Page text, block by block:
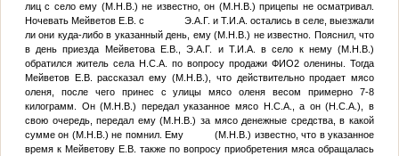
лиц с село ему (М.Н.В. ) не известно, он (М.Н.В. ) прицепы не осматривал.
Ночевать Мейветов Е.В. сЭ.А.Г. иТ.И.А. остались в селе, выезжали
ли они куда-либо в указанный день, ему (М.Н.В.) не известно. Пояснил, что
в день приезда Мейветова Е.В.,Э.А.Г. и Т.И.А. в село к нему (М.Н.В.)
обратился житель села Н.С.А. по вопросу продажиФИО2 оленины. Тогда
Мейветов Е.В. рассказал ему (М.Н.В. ), что действительно продает мясо
оленя, после чего принес с улицы мясо оленя весом примерно 7-8
килограмм. Он (М.Н.В.) передал указанное мясо Н.С.А. , а он (Н.С.А.), в
свою очередь, передал ему (М.Н.В.) за мясо денежные средства, в какой
сумме он (М.Н.В. ) не помнил. Ему (М.Н.В.) известно, что в указанное
время к Мейветову Е.В. также по вопросу приобретения мяса обращалась